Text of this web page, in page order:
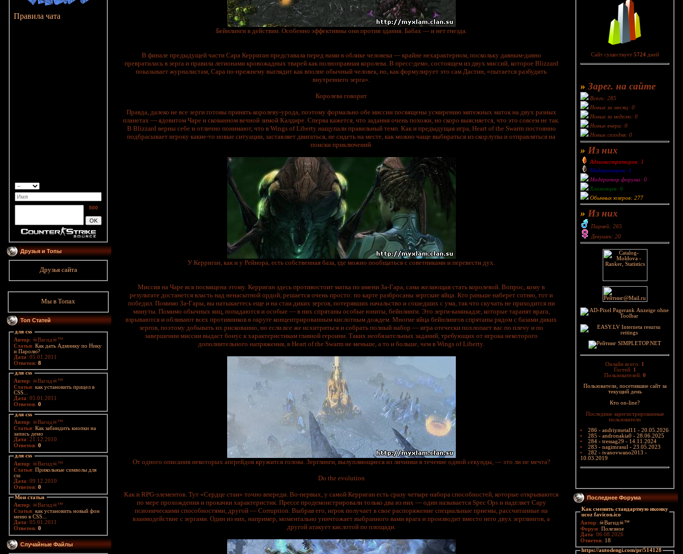
Правила чата
500
Друзья и Топы
Друзья сайта
Мы в Топах
Топ Статей
для css
Автор: ☠Вагид☠™
Статья: Как дать Админку по Нику
и Паролю?
Дата: 05.01.2011
Ответов: 8
для css
Автор: ☠Вагид☠™
Статья: как установить прицел в
CSS...
Дата: 05.01.2011
Ответов: 0
для css
Автор: ☠Вагид☠™
Статья: Как забиндить кнопки на
запись демо
Дата: 21.12.2010
Ответов: 0
для css
Автор: ☠Вагид☠™
Статья: Прикольные символы для
css
Дата: 09.12.2010
Ответов: 0
Мои статьи
Автор: ☠Вагид☠™
Статья: как установить новый фон
меню в CSS...
Дата: 05.01.2011
Ответов: 0
Случайные Файлы
Бейнлинги в действии. Особенно эффективны они против здания. Бабах — и нет гнезда.
В финале предыдущей части Сара Керриган представала перед нами в облике человека — крайне нехарактерном, поскольку давным-давно
превратилась в зерга и правила легионами кровожадных тварей как полноправная королева. В пресс-демо, состоящем из двух миссий, которое Blizzard
показывает журналистам, Сара по-прежнему выглядит как вполне обычный человек, но, как формулирует это сам Дастин, «пытается разбудить
внутреннего зерга».
Королева говорит
Правда, далеко не все зерги готовы принять королеву-урода, поэтому формально обе миссии посвящены усмирению мятежных маток на двух разных
планетах — ядовитом Чаре и скованном вечной зимой Калдире. Сперва кажется, что задания очень похожи, но скоро выясняется, что это совсем не так.
В Blizzard верны себе и отлично понимают, что в Wings of Liberty нащупали правильный темп. Как и предыдущая игра, Heart of the Swarm постоянно
подбрасывает игроку какие-то новые ситуации, заставляет двигаться, не сидеть на месте, как можно чаще выбираться из скорлупы и отправляться на
поиски приключений.
У Керриган, как и у Рейнора, есть собственная база, где можно пообщаться с советниками и перевести дух.
Миссия на Чаре вся посвящена этому. Керриган здесь противостоит матка по имени За-Гара, сама желающая стать королевой. Вопрос, кому в
результате достанется власть над ненасытной ордой, решается очень просто: по карте разбросаны зергские яйца. Кто раньше наберет сотню, тот и
победил. Помимо За-Гары, вы натыкаетесь еще и на стаи диких зергов, потерявших начальство и сошедших с ума, так что скучать не приходится ни
минуты. Помимо обычных яиц, попадаются и особые — в них спрятаны особые юниты, бейнлинги. Это зерги-камикадзе, которые таранят врага,
взрываются и обливают всех противников в округе концентрированным кислотным дождем. Многие яйца бейнлингов спрятаны рядом с базами диких
зергов, поэтому добывать их рискованно, но если все же исхитриться и собрать полный набор — игра отечески похлопает вас по плечу и по
завершении миссии выдаст бонус к характеристикам главной героини. Таких необязательных заданий, требующих от игрока некоторого
дополнительного напряжения, в Heart of the Swarm не меньше, а то и больше, чем в Wings of Liberty.
От одного описания некоторых апгрейдов кружится голова. Зерглинги, вылупляющиеся из личинки в течение одной секунды, — это ли не мечта?
Do the evolution
Как и RPG-элементов. Тут «Сердце стаи» точно впереди. Во-первых, у самой Керриган есть сразу четыре набора способностей, которые открываются
по мере прохождения и прокачки характеристик. Прессе продемонстрировали только два из них — один называется Spec Ops и наделяет Сару
псионическими способностями, другой — Corruption. Выбрав его, игрок получает в свое распоряжение специальные приемы, рассчитанные на
взаимодействие с зергами. Один из них, например, моментально уничтожает выбранного вами врага и производит вместо него двух зерглингов, а
другой атакует кислотой по площади.
Сайт существует 5724дней
» Зарег. на сайте
Всего: 285
Новых за месяц: 0
Новых за неделю: 0
Новых вчера: 0
Новых сегодня: 0
» Из них
Администраторов: 1
Модераторов: 1
Модератор форума: 0
Хламовцев: 6
Обычных юзеров: 277
» Из них
Парней: 265
Девушек: 20
Онлайн всего: 1
Гостей: 1
Пользователей: 0
Пользователи, посетившие сайт за
текущий день
Кто on-line?
Последние зарегистрированные
пользователи
286 - andriymetal11 - 20.05.2026
285 - andronakia0 - 28.06.2025
284 - tressag29 - 14.11.2024
283 - nagimrasul - 23.05.2023
282 - ivanovwano2013 -
10.03.2019
Последнее Форума
Как сменить стандартную иконку
ucoz favicon.ico
Автор: ☠Вагид☠™
Форум: Полезное
Дата: 06.08.2026
Ответов: 18
https://autodengi.com/pr/514128